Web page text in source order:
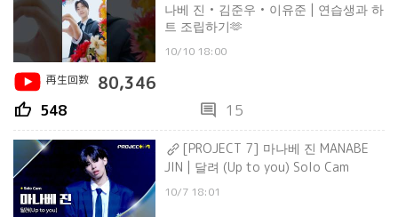
나베 진 • 김준우 • 이유준 | 연습생과 하
트 조립하기🫶
10/10 18:00
再生回数
80,346
thumb_up 548 comment 15
[PROJECT 7] 마나베 진 MANABE
JIN | 달려 (Up to you) Solo Cam
10/7 18:01